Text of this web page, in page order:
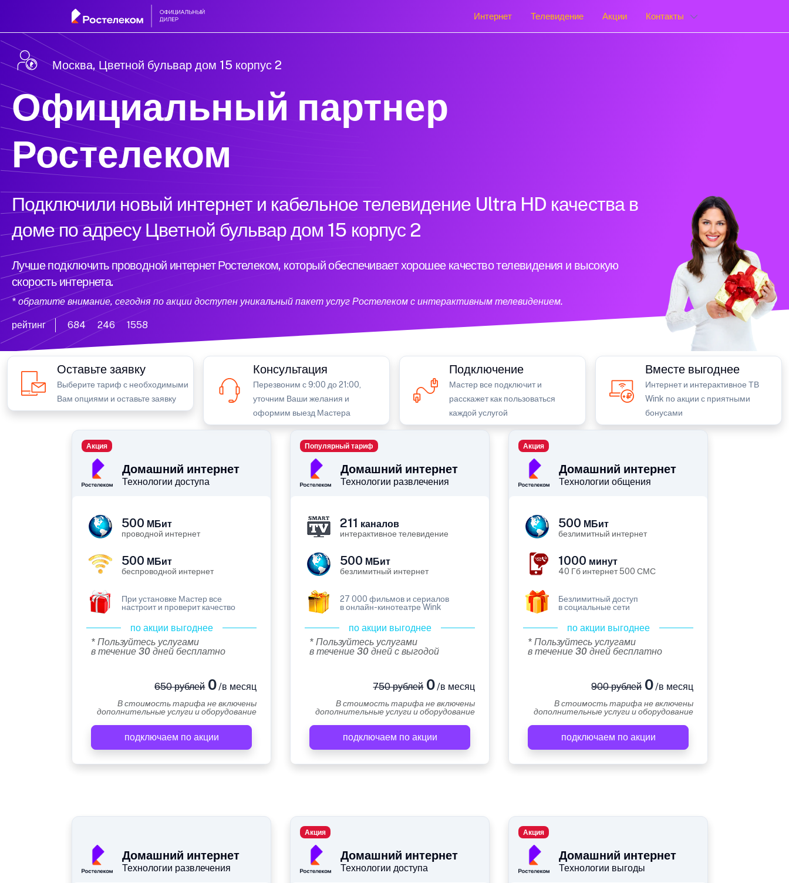
Интернет Телевидение Акции Контакты
Москва, Цветной бульвар дом 15 корпус 2
Официальный партнер
Ростелеком
Подключили новый интернет и кабельное телевидение Ultra HD качества в
доме по адресу Цветной бульвар дом 15 корпус 2
Лучше подключить проводной интернет Ростелеком, который обеспечивает хорошее качество телевидения и высокую
скорость интернета.
* обратите внимание, сегодня по акции доступен уникальный пакет услуг Ростелеком с интерактивным телевидением.
рейтинг 684 246 1558
Оставьте заявку
Выберите тариф с необходимыми
Вам опциями и оставьте заявку
Консультация
Перезвоним с 9:00 до 21:00,
уточним Ваши желания и
оформим выезд Мастера
Подключение
Мастер все подключит и
расскажет как пользоваться
каждой услугой
Вместе выгоднее
Интернет и интерактивное ТВ
Wink по акции с приятными
бонусами
Домашний интернет
Технологии доступа
Акция
500 МБит
проводной интернет
500 МБит
беспроводной интернет
При установке Мастер все
настроит и проверит качество
по акции выгоднее
* Пользуйтесь услугами
в течение 30 дней бесплатно
650 рублей0/в месяц
В стоимость тарифа не включены
дополнительные услуги и оборудование
подключаем по акции
Домашний интернет
Технологии развлечения
Популярный тариф
211 каналов
интерактивное телевидение
500 МБит
безлимитный интернет
27 000 фильмов и сериалов
в онлайн-кинотеатре Wink
по акции выгоднее
* Пользуйтесь услугами
в течение 30 дней с выгодой
750 рублей0/в месяц
В стоимость тарифа не включены
дополнительные услуги и оборудование
подключаем по акции
Домашний интернет
Технологии общения
Акция
500 МБит
безлимитный интернет
1000 минут
40 Гб интернет 500 СМС
Безлимитный доступ
в социальные сети
по акции выгоднее
* Пользуйтесь услугами
в течение 30 дней бесплатно
900 рублей0/в месяц
В стоимость тарифа не включены
дополнительные услуги и оборудование
подключаем по акции
Домашний интернет
Технологии развлечения
Домашний интернет
Технологии доступа
Акция
Домашний интернет
Технологии выгоды
Акция